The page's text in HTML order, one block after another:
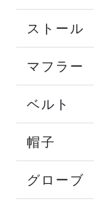
ストール
マフラー
ベルト
帽子
グローブ